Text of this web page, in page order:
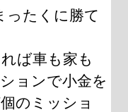
ったくに勝て
ば車も家も
ョンで小金を
のミッショ